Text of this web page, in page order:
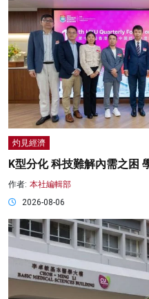
灼見經濟
K型分化 科技難解內需之困
作者: 本社編輯部
2026-08-06